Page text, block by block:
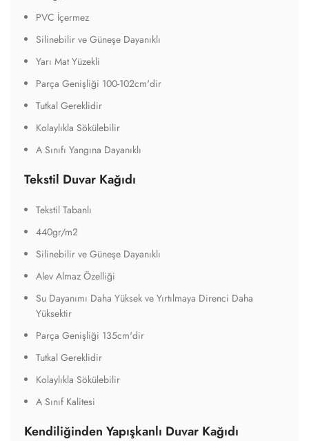
PVC İçermez
Silinebilir ve Güneşe Dayanıklı
Yarı Mat Yüzekli
Parça Genişliği 100-102cm'dir
Tutkal Gereklidir
Kolaylıkla Sökülebilir
A Sınıfı Yangına Dayanıklı
Tekstil Duvar Kağıdı
Tekstil Tabanlı
440gr/m2
Silinebilir ve Güneşe Dayanıklı
Alev Almaz Özelliği
Su Dayanımı Daha Yüksek ve Yırtılmaya Direnci Daha
Yüksektir
Parça Genişliği 135cm'dir
Tutkal Gereklidir
Kolaylıkla Sökülebilir
A Sınıf Kalitesi
Kendiliğinden Yapışkanlı Duvar Kağıdı